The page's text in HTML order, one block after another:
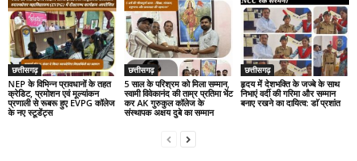
छत्तीसगढ़
NEP के विभिन्न प्रावधानों के तहत
क्रेडिट, प्रमोशन एवं मूल्यांकन
प्रणाली से रूबरू हुए EVPG कॉलेज
के नए स्टूडेंट्स
छत्तीसगढ़
5 साल के परिश्रम को मिला सम्मान,
स्वामी विवेकानंद की ताम्र प्रतिमा भेंट
कर AK गुरुकुल कॉलेज के
संस्थापक अक्षय दुबे का सम्मान
छत्तीसगढ़
हृदय में देशभक्ति के जज्बे के साथ
निभाएं वर्दी की गरिमा और सम्मान
बनाए रखने का दायित्व: डाॅ प्रशांत